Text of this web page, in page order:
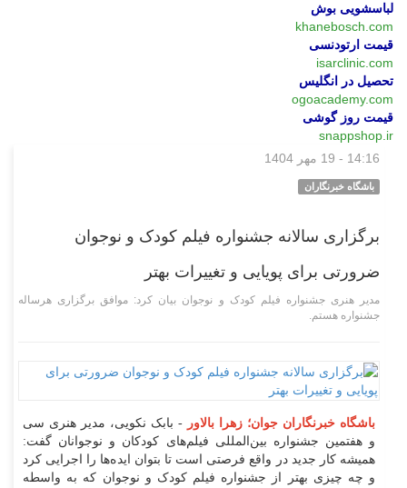
لباسشویی بوش
khanebosch.com
قیمت ارتودنسی
isarclinic.com
تحصیل در انگلیس
ogoacademy.com
قیمت روز گوشی
snappshop.ir
14:16 - 19 مهر 1404
باشگاه خبرنگاران
برگزاری سالانه جشنواره فیلم کودک و نوجوان
ضرورتی برای پویایی و تغییرات بهتر
مدیر هنری جشنواره فیلم کودک و نوجوان بیان کرد: موافق برگزاری هرساله
جشنواره هستم.
باشگاه خبرنگاران جوان؛ زهرا بالاور - بابک نکویی، مدیر هنری سی
و هفتمین جشنواره بین‌المللی فیلم‌های کودکان و نوجوانان گفت:
همیشه کار جدید در واقع فرصتی است تا بتوان ایده‌ها را اجرایی کرد
و چه چیزی بهتر از جشنواره فیلم کودک و نوجوان که به واسطه